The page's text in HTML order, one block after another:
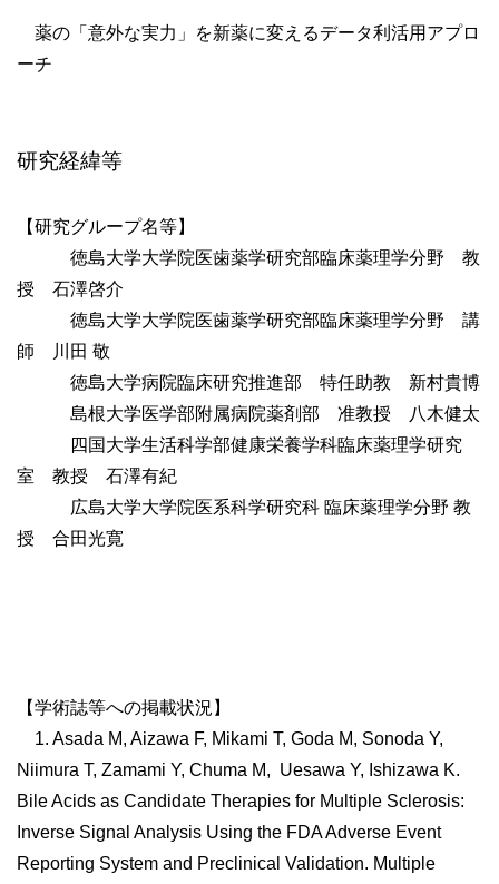
薬の「意外な実力」を新薬に変えるデータ利活用アプロ
ーチ
研究経緯等
【研究グループ名等】
徳島大学大学院医歯薬学研究部臨床薬理学分野 教
授 石澤啓介
徳島大学大学院医歯薬学研究部臨床薬理学分野 講
師 川田 敬
徳島大学病院臨床研究推進部 特任助教 新村貴博
島根大学医学部附属病院薬剤部 准教授 八木健太
四国大学生活科学部健康栄養学科臨床薬理学研究
室 教授 石澤有紀
広島大学大学院医系科学研究科 臨床薬理学分野 教
授 合田光寛
【学術誌等への掲載状況】
1. Asada M, Aizawa F, Mikami T, Goda M, Sonoda Y,
Niimura T, Zamami Y, Chuma M, Uesawa Y, Ishizawa K.
Bile Acids as Candidate Therapies for Multiple Sclerosis:
Inverse Signal Analysis Using the FDA Adverse Event
Reporting System and Preclinical Validation. Multiple